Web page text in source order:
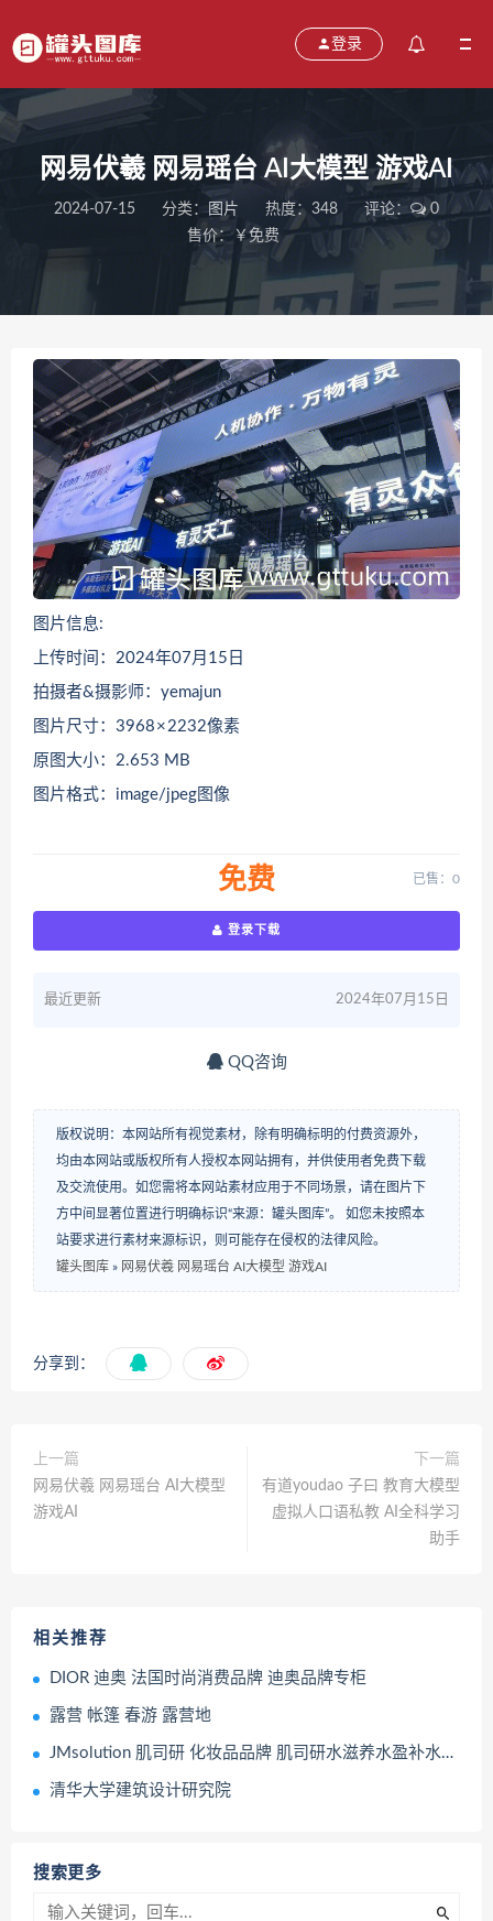
登录
网易伏羲 网易瑶台 AI大模型 游戏AI
2024-07-15 分类：图片 热度：348 评论：
0
售价：￥免费
图片信息:
上传时间：2024年07月15日
拍摄者&摄影师：yemajun
图片尺寸：3968 × 2232像素
原图大小：2.653 MB
图片格式：image/jpeg图像
免费 已售：0
登录下载
最近更新 2024年07月15日
QQ咨询
版权说明：本网站所有视觉素材，除有明确标明的付费资源外，
均由本网站或版权所有人授权本网站拥有，并供使用者免费下载
及交流使用。如您需将本网站素材应用于不同场景，请在图片下
方中间显著位置进行明确标识“来源：罐头图库”。 如您未按照本
站要求进行素材来源标识，则可能存在侵权的法律风险。
罐头图库 » 网易伏羲 网易瑶台 AI大模型 游戏AI
分享到：
上一篇
网易伏羲 网易瑶台 AI大模型
游戏AI
下一篇
有道youdao 子曰 教育大模型
虚拟人口语私教 AI全科学习
助手
相关推荐
DIOR 迪奥 法国时尚消费品牌 迪奥品牌专柜
露营 帐篷 春游 露营地
JMsolution 肌司研 化妆品品牌 肌司研水滋养水盈补水面膜 护肤品
清华大学建筑设计研究院
搜索更多